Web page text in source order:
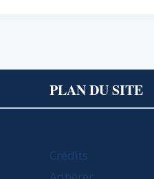
NATIONAL
CROISSANCE,
PLAN DU SITE
Crédits